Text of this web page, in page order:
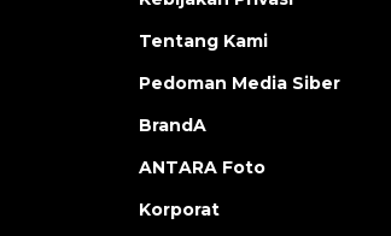
Tentang Kami
Pedoman Media Siber
BrandA
ANTARA Foto
Korporat